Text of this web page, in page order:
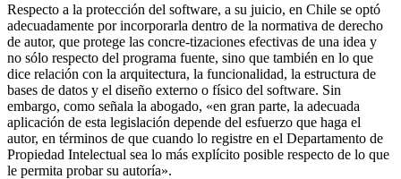
Respecto a la protección del software, a su juicio, en Chile se optó
adecuadamente por incorporarla dentro de la normativa de derecho
de autor, que protege las concre-tizaciones efectivas de una idea y
no sólo respecto del programa fuente, sino que también en lo que
dice relación con la arquitectura, la funcionalidad, la estructura de
bases de datos y el diseño externo o físico del software. Sin
embargo, como señala la abogado, «en gran parte, la adecuada
aplicación de esta legislación depende del esfuerzo que haga el
autor, en términos de que cuando lo registre en el Departamento de
Propiedad Intelectual sea lo más explícito posible respecto de lo que
le permita probar su autoría».